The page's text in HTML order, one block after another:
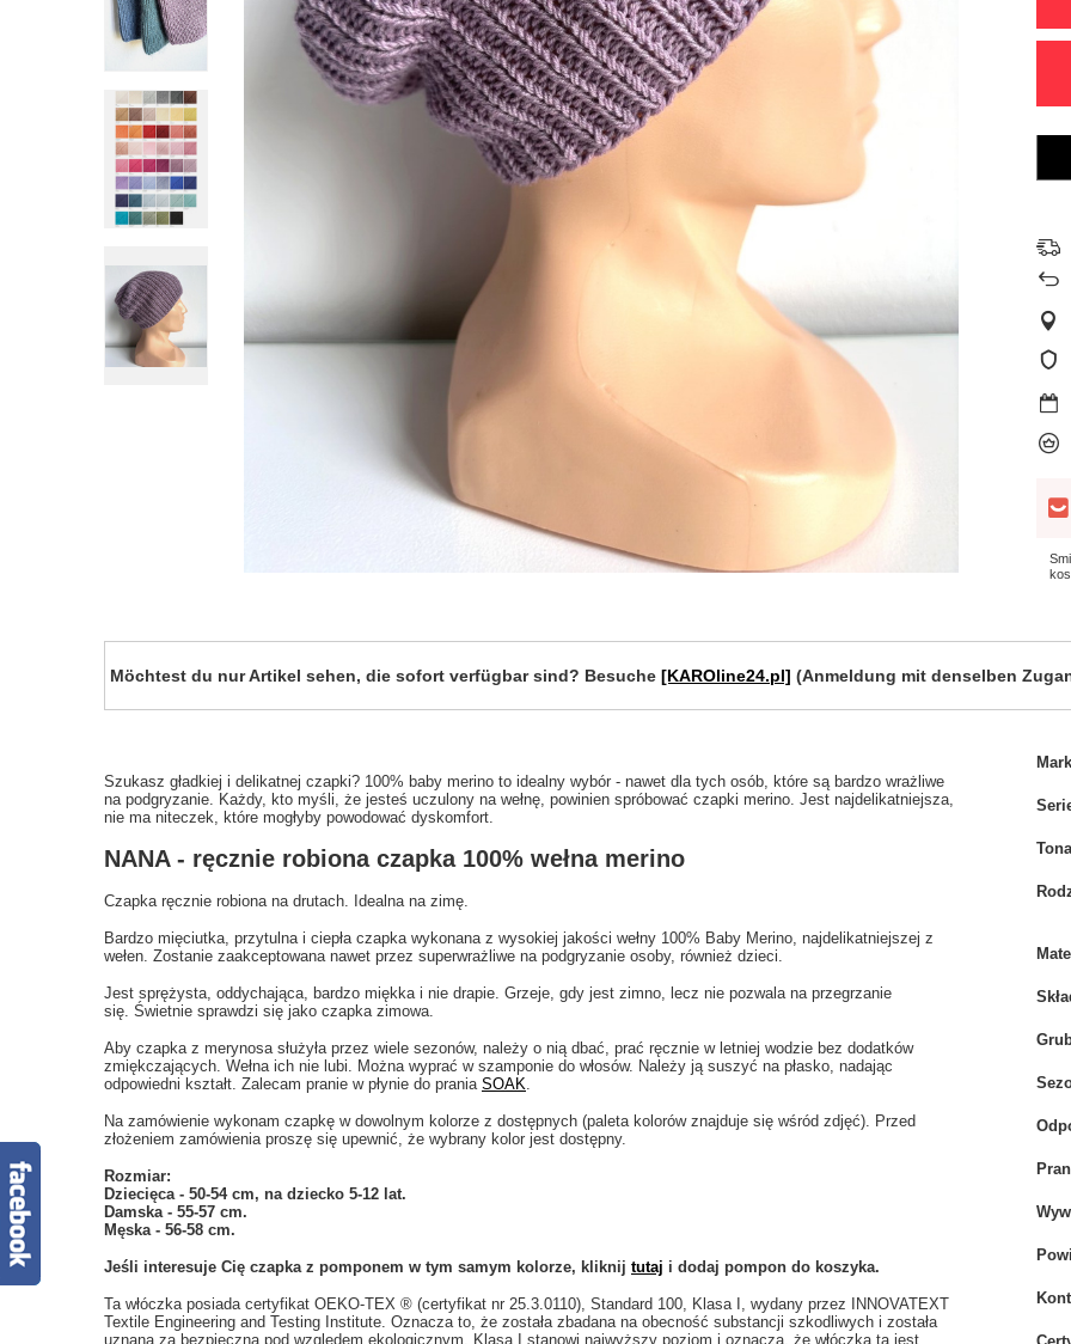
Möchtest du nur Artikel sehen, die sofort verfügbar sind? Besuche [KAROline24.pl] (Anmeldung mit denselben
Szukasz gładkiej i delikatnej czapki? 100% baby merino to idealny wybór - nawet dla tych osób, które są bardzo wrażliwe
na podgryzanie. Każdy, kto myśli, że jesteś uczulony na wełnę, powinien spróbować czapki merino. Jest najdelikatniejsza,
nie ma niteczek, które mogłyby powodować dyskomfort.
NANA - ręcznie robiona czapka 100% wełna merino
Czapka ręcznie robiona na drutach. Idealna na zimę.
Bardzo mięciutka, przytulna i ciepła czapka wykonana z wysokiej jakości wełny 100% Baby Merino, najdelikatniejszej z
wełen. Zostanie zaakceptowana nawet przez superwrażliwe na podgryzanie osoby, również dzieci.
Jest sprężysta, oddychająca, bardzo miękka i nie drapie. Grzeje, gdy jest zimno, lecz nie pozwala na przegrzanie
się. Świetnie sprawdzi się jako czapka zimowa.
Aby czapka z merynosa służyła przez wiele sezonów, należy o nią dbać, prać ręcznie w letniej wodzie bez dodatków
zmiękczających. Wełna ich nie lubi. Można wyprać w szamponie do włosów. Należy ją suszyć na płasko, nadając
odpowiedni kształt. Zalecam pranie w płynie do prania SOAK
Na zamówienie wykonam czapkę w dowolnym kolorze z dostępnych (paleta kolorów znajduje się wśród zdjęć). Przed
złożeniem zamówienia proszę się upewnić, że wybrany kolor jest dostępny.
Rozmiar:
Dziecięca - 50-54 cm, na dziecko 5-12 lat.
Damska - 55-57 cm.
Męska - 56-58 cm.
Jeśli interesuje Cię czapka z pomponem w tym samym kolorze, kliknij tutaj i dodaj pompon do koszyka.
Ta włóczka posiada certyfikat OEKO-TEX ® (certyfikat nr 25.3.0110), Standard 100, Klasa I, wydany przez INNOVATEXT
Textile Engineering and Testing Institute. Oznacza to, że została zbadana na obecność substancji szkodliwych i została
uznana za bezpieczną pod względem ekologicznym. Klasa I stanowi najwyższy poziom i oznacza, że włóczka ta jest